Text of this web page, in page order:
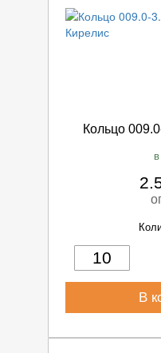
Кольцо
В